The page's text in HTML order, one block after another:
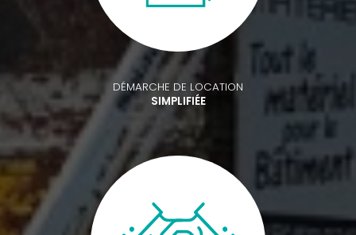
DÉMARCHE DE LOCATION
SIMPLIFIÉE